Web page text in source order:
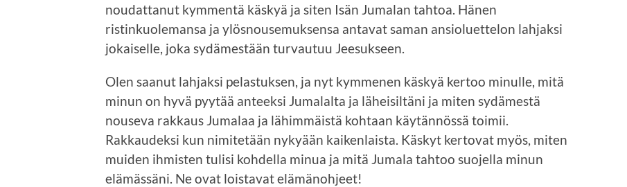
noudattanut kymmentä käskyä ja siten Isän Jumalan tahtoa. Hänen
ristinkuolemansa ja ylösnousemuksensa antavat saman ansioluettelon lahjaksi
jokaiselle, joka sydämestään turvautuu Jeesukseen.
Olen saanut lahjaksi pelastuksen, ja nyt kymmenen käskyä kertoo minulle, mitä
minun on hyvä pyytää anteeksi Jumalalta ja läheisiltäni ja miten sydämestä
nouseva rakkaus Jumalaa ja lähimmäistä kohtaan käytännössä toimii.
Rakkaudeksi kun nimitetään nykyään kaikenlaista. Käskyt kertovat myös, miten
muiden ihmisten tulisi kohdella minua ja mitä Jumala tahtoo suojella minun
elämässäni. Ne ovat loistavat elämänohjeet!